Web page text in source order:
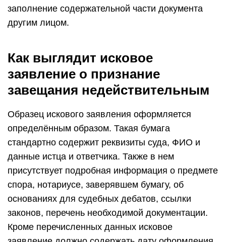
заполнение содержательной части документа
другим лицом.
Как выглядит исковое
заявление о признание
завещания недействительным
Образец искового заявления оформляется
определённым образом. Такая бумага
стандартно содержит реквизиты суда, ФИО и
данные истца и ответчика. Также в нем
присутствует подробная информация о предмете
спора, нотариусе, заверявшем бумагу, об
основаниях для судебных дебатов, ссылки
законов, перечень необходимой документации.
Кроме перечисленных данных исковое